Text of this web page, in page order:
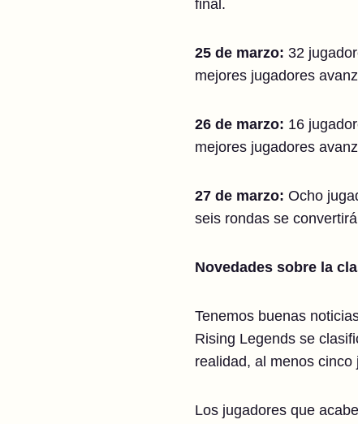
final.
25 de marzo: 32
mejores jugadores
26 de marzo: 16
mejores jugadores
27 de marzo: Ocho
seis rondas se
Novedades sobre la
Tenemos buenas
Rising Legends se
realidad, al menos
Los jugadores que